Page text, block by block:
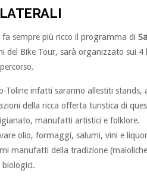
fa sempre più ricco il programma di
del Bike Tour, sarà organizzato sui
Toline infatti saranno allestiti stands,
della ricca offerta turistica di
manufatti artistici e folklore.
olio, formaggi, salumi, vini e
manufatti della tradizione